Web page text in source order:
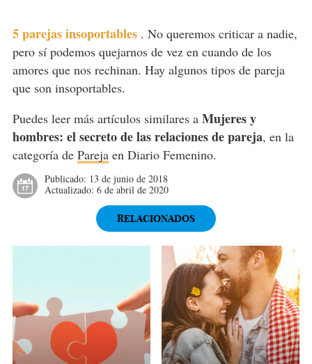
5 parejas insoportables . No queremos criticar a nadie,
pero sí podemos quejarnos de vez en cuando de los
amores que nos rechinan. Hay algunos tipos de pareja
que son insoportables.
Puedes leer más artículos similares a Mujeres y
hombres: el secreto de las relaciones de pareja, en la
categoría de Parejaen Diario Femenino.
Publicado: 13 de junio de 2018
Actualizado: 6 de abril de 2020
RELACIONADOS